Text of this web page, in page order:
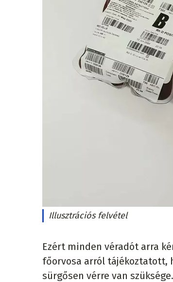
Illusztrációs felvétel
Ezért minden véradót arra
főorvosa arról tájékoztatott,
sürgősen vérre van szüksége.